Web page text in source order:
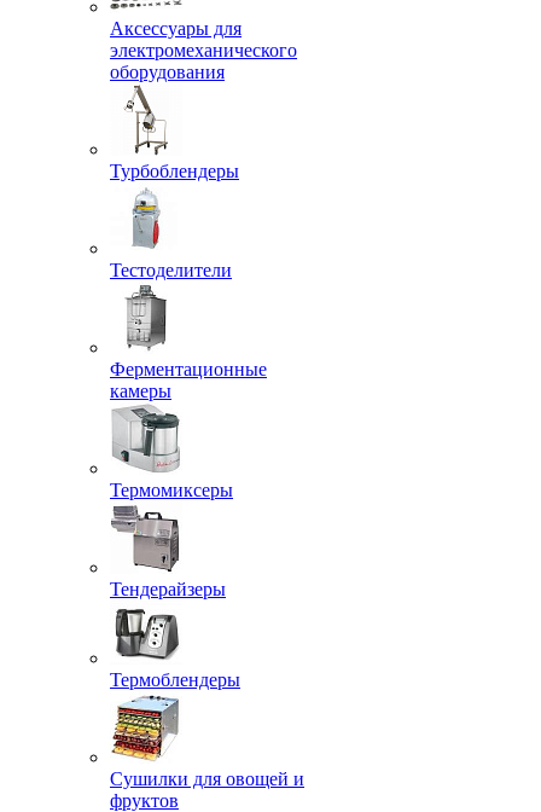
Аксессуары для
электромеханического
оборудования
Турбоблендеры
Тестоделители
Ферментационные
камеры
Термомиксеры
Тендерайзеры
Термоблендеры
Сушилки для овощей и
фруктов